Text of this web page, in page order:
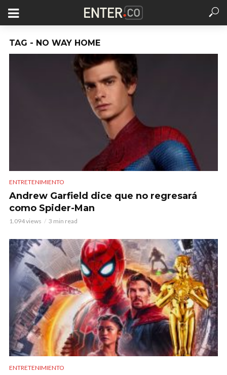
TAG - NO WAY HOME
ENTRETENIMIENTO
Andrew Garfield dice que no regresará
como Spider-Man
1.094 views 3 min read
ENTRETENIMIENTO